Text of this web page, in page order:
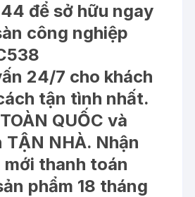
để sở hữu ngay
công nghiệp
24/7 cho khách
tận tình nhất.
QUỐC và
NHÀ. Nhận
thanh toán
phẩm 18 tháng